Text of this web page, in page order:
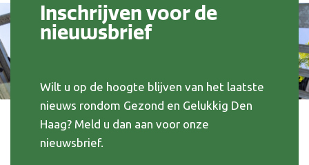
Inschrijven voor de
nieuwsbrief
Wilt u op de hoogte blijven van het laatste
nieuws rondom Gezond en Gelukkig Den
Haag? Meld u dan aan voor onze
nieuwsbrief.